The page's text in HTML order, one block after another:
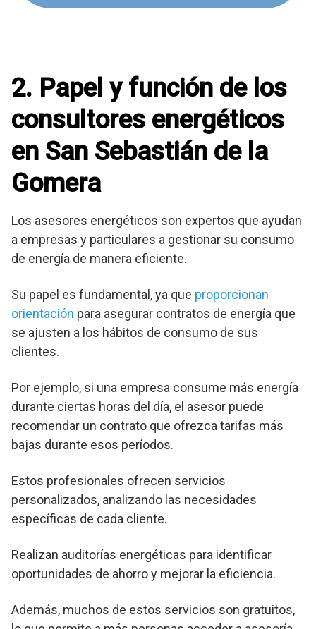
2. Papel y función de los
consultores energéticos
en San Sebastián de la
Gomera
Los asesores energéticos son expertos que ayudan
a empresas y particulares a gestionar su consumo
de energía de manera eficiente.
Su papel es fundamental, ya que proporcionan
orientación para asegurar contratos de energía que
se ajusten a los hábitos de consumo de sus
clientes.
Por ejemplo, si una empresa consume más energía
durante ciertas horas del día, el asesor puede
recomendar un contrato que ofrezca tarifas más
bajas durante esos períodos.
Estos profesionales ofrecen servicios
personalizados, analizando las necesidades
específicas de cada cliente.
Realizan auditorías energéticas para identificar
oportunidades de ahorro y mejorar la eficiencia.
Además, muchos de estos servicios son gratuitos,